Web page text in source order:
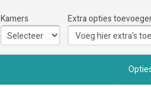
Kamers
Extra opties
Voeg hier extra's toe